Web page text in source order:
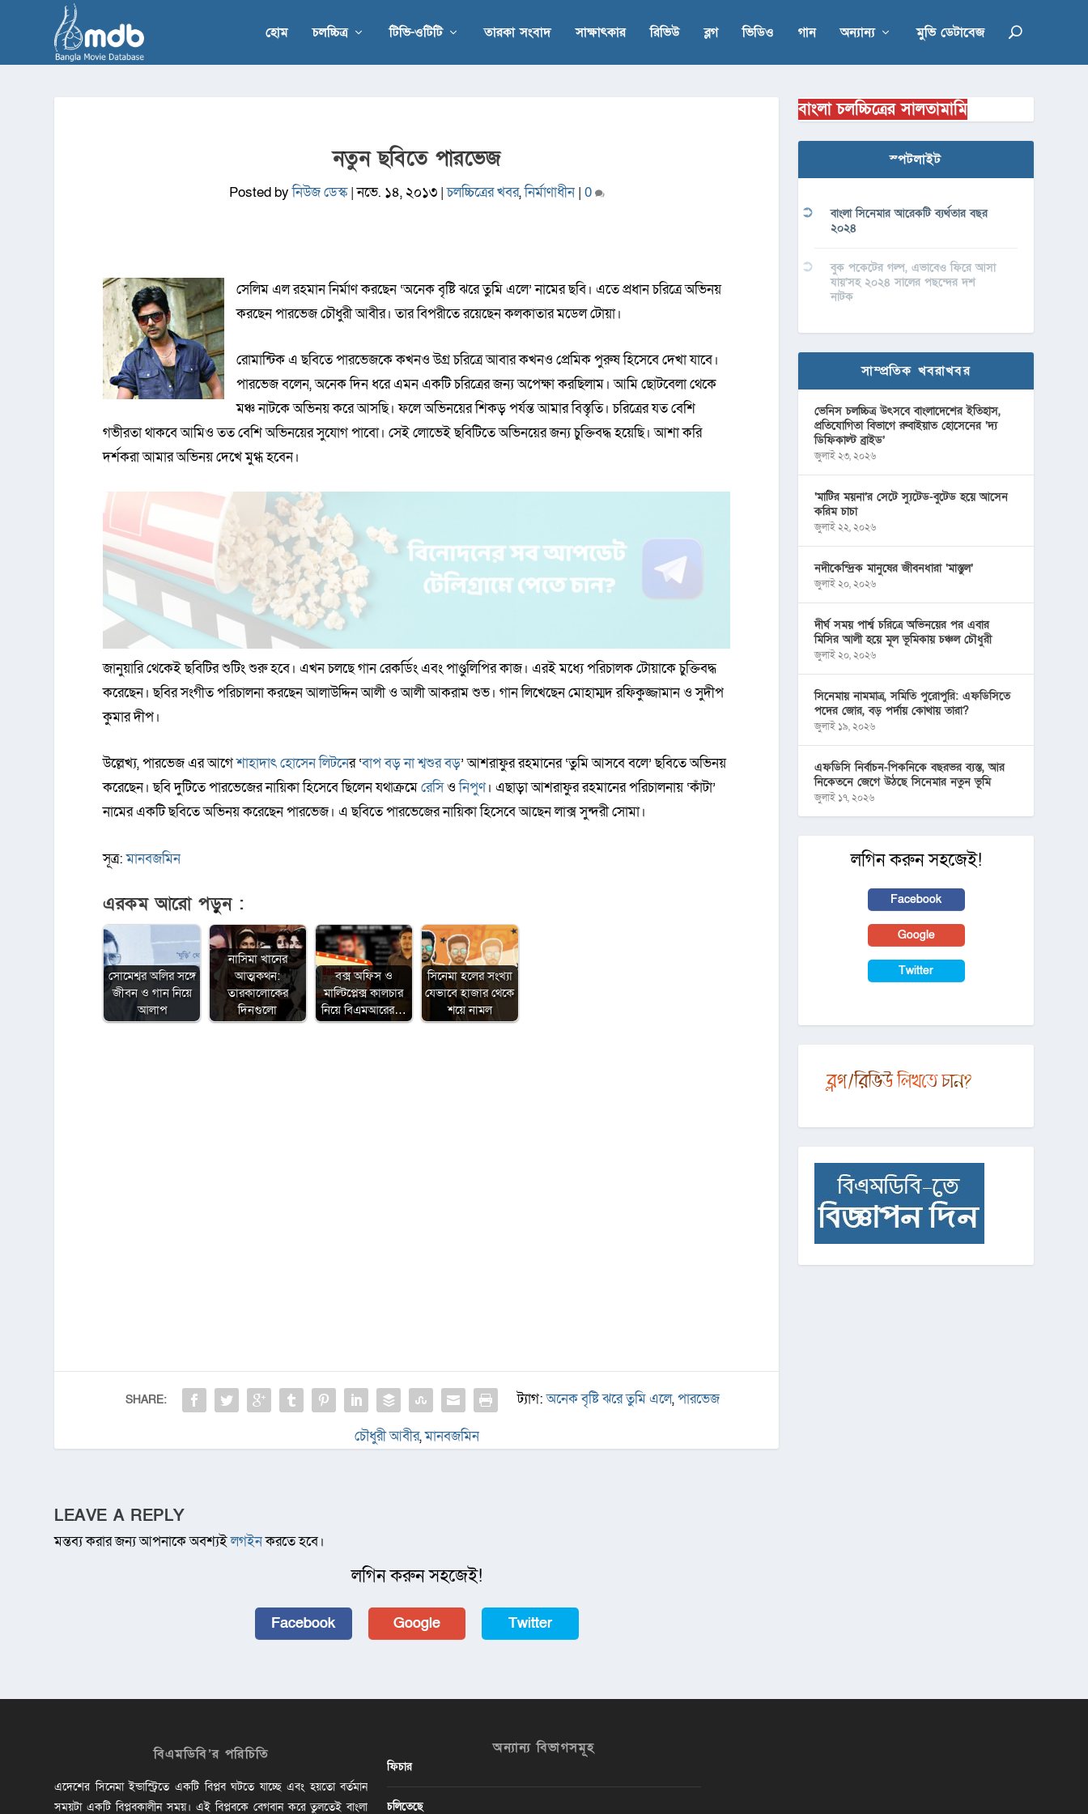
হোম চলচ্চিত্র টিভি-ওটিটি তারকা সংবাদ সাক্ষাৎকার রিভিউ ব্লগ ভিডিও গান অন্যান্য মুভি ডেটাবেজ
নতুন ছবিতে পারভেজ
Posted byনিউজ ডেস্ক|নভে. ১৪, ২০১৩|চলচ্চিত্রের খবর,নির্মাণাধীন| 0
সেলিম এল রহমান নির্মাণ করছেন ‘অনেক বৃষ্টি ঝরে তুমি এলে’ নামের ছবি। এতে প্রধান চরিত্রে অভিনয়
করছেন পারভেজ চৌধুরী আবীর। তার বিপরীতে রয়েছেন কলকাতার মডেল টোয়া।
রোমান্টিক এ ছবিতে পারভেজকে কখনও উগ্র চরিত্রে আবার কখনও প্রেমিক পুরুষ হিসেবে দেখা যাবে।
পারভেজ বলেন, অনেক দিন ধরে এমন একটি চরিত্রের জন্য অপেক্ষা করছিলাম। আমি ছোটবেলা থেকে
মঞ্চ নাটকে অভিনয় করে আসছি। ফলে অভিনয়ের শিকড় পর্যন্ত আমার বিস্তৃতি। চরিত্রের যত বেশি
গভীরতা থাকবে আমিও তত বেশি অভিনয়ের সুযোগ পাবো। সেই লোভেই ছবিটিতে অভিনয়ের জন্য চুক্তিবদ্ধ হয়েছি। আশা করি
দর্শকরা আমার অভিনয় দেখে মুগ্ধ হবেন।
জানুয়ারি থেকেই ছবিটির শুটিং শুরু হবে। এখন চলছে গান রেকর্ডিং এবং পাণ্ডুলিপির কাজ। এরই মধ্যে পরিচালক টোয়াকে চুক্তিবদ্ধ
করেছেন। ছবির সংগীত পরিচালনা করছেন আলাউদ্দিন আলী ও আলী আকরাম শুভ। গান লিখেছেন মোহাম্মদ রফিকুজ্জামান ও সুদীপ
কুমার দীপ।
উল্লেখ্য, পারভেজ এর আগেশাহাদাৎ হোসেন লিটনের ‘বাপ বড় না শ্বশুর বড়’ আশরাফুর রহমানের ‘তুমি আসবে বলে’ ছবিতে অভিনয়
করেছেন। ছবি দুটিতে পারভেজের নায়িকা হিসেবে ছিলেন যথাক্রমেরেসিওনিপুণ। এছাড়া আশরাফুর রহমানের পরিচালনায় ‘কাঁটা’
নামের একটি ছবিতে অভিনয় করেছেন পারভেজ। এ ছবিতে পারভেজের নায়িকা হিসেবে আছেন লাক্স সুন্দরী সোমা।
সূত্র:মানবজমিন
এরকম আরো পড়ুন :
সোমেশ্বর অলির সঙ্গে
জীবন ও গান নিয়ে
আলাপ
নাসিমা খানের
আত্মকথন:
তারকালোকের
দিনগুলো
বক্স অফিস ও
মাল্টিপ্লেক্স কালচার
নিয়ে বিএমআরের…
সিনেমা হলের সংখ্যা
যেভাবে হাজার থেকে
শয়ে নামল
SHARE: ট্যাগ:অনেক বৃষ্টি ঝরে তুমি এলে,পারভেজ
চৌধুরী আবীর,মানবজমিন
LEAVE A REPLY
মন্তব্য করার জন্য আপনাকে অবশ্যইলগইনকরতে হবে।
লগিন করুন সহজেই!
Facebook Google Twitter
বাংলা চলচ্চিত্রের সালতামামি
স্পটলাইট
বাংলা সিনেমার আরেকটি ব্যর্থতার বছর
২০২৪
বুক পকেটের গল্প, এভাবেও ফিরে আসা
যায়’সহ ২০২৪ সালের পছন্দের দশ
নাটক
সাম্প্রতিক খবরাখবর
ভেনিস চলচ্চিত্র উৎসবে বাংলাদেশের ইতিহাস,
প্রতিযোগিতা বিভাগে রুবাইয়াত হোসেনের ‘দ্য
ডিফিকাল্ট ব্রাইড’
জুলাই ২৩, ২০২৬
‘মাটির ময়না’র সেটে স্যুটেড-বুটেড হয়ে আসেন
করিম চাচা
জুলাই ২২, ২০২৬
নদীকেন্দ্রিক মানুষের জীবনধারা ‘মাস্তুল’
জুলাই ২০, ২০২৬
দীর্ঘ সময় পার্শ্ব চরিত্রে অভিনয়ের পর এবার
মিসির আলী হয়ে মূল ভূমিকায় চঞ্চল চৌধুরী
জুলাই ২০, ২০২৬
সিনেমায় নামমাত্র, সমিতি পুরোপুরি: এফডিসিতে
পদের জোর, বড় পর্দায় কোথায় তারা?
জুলাই ১৯, ২০২৬
এফডিসি নির্বাচন-পিকনিকে বছরভর ব্যস্ত, আর
নিকেতনে জেগে উঠছে সিনেমার নতুন ভূমি
জুলাই ১৭, ২০২৬
লগিন করুন সহজেই!
Facebook
Google
Twitter
বিএমডিবি’র পরিচিতি
এদেশের সিনেমা ইন্ডাস্ট্রিতে একটি বিপ্লব ঘটতে যাচ্ছে এবং হয়তো বর্তমান
সময়টা একটি বিপ্লবকালীন সময়। এই বিপ্লবকে বেগবান করে তুলতেই বাংলা
অন্যান্য বিভাগসমূহ
ফিচার
চলিতেছে